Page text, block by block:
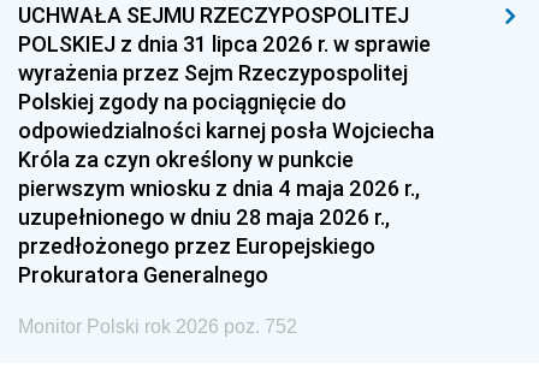
UCHWAŁA SEJMU RZECZYPOSPOLITEJ
POLSKIEJ z dnia 31 lipca 2026 r. w sprawie
wyrażenia przez Sejm Rzeczypospolitej
Polskiej zgody na pociągnięcie do
odpowiedzialności karnej posła Wojciecha
Króla za czyn określony w punkcie
pierwszym wniosku z dnia 4 maja 2026 r.,
uzupełnionego w dniu 28 maja 2026 r.,
przedłożonego przez Europejskiego
Prokuratora Generalnego
Monitor Polski rok 2026 poz. 752